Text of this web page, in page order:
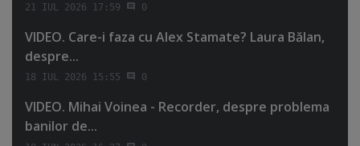
21 IUL 2026 17:59 0
VIDEO. Care-i faza cu Alex Stamate? Laura Bălan,
despre...
18 IUL 2026 15:55 0
VIDEO. Mihai Voinea - Recorder, despre problema
banilor de...